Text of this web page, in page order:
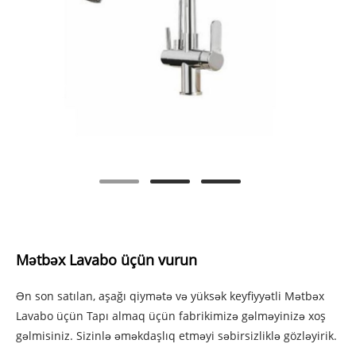
Mətbəx Lavabo üçün vurun
Ən son satılan, aşağı qiymətə və yüksək keyfiyyətli Mətbəx
Lavabo üçün Tapı almaq üçün fabrikimizə gəlməyinizə xoş
gəlmisiniz. Sizinlə əməkdaşlıq etməyi səbirsizliklə gözləyirik.